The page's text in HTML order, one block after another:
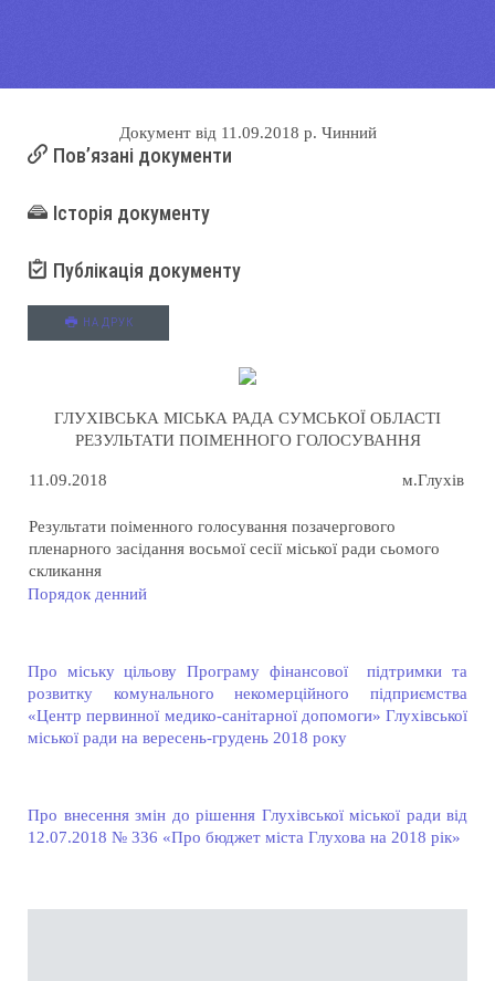
Документ від 11.09.2018 р. Чинний
Пов’язані документи
Історія документу
Публікація документу
НА ДРУК
ГЛУХІВСЬКА МІСЬКА РАДА СУМСЬКОЇ ОБЛАСТІ
РЕЗУЛЬТАТИ ПОІМЕННОГО ГОЛОСУВАННЯ
11.09.2018 м.Глухів
Результати поіменного голосування позачергового
пленарного засідання восьмої сесії міської ради сьомого
скликання
Порядок денний
Про міську цільову Програму фінансової підтримки та
розвитку комунального некомерційного підприємства
«Центр первинної медико-санітарної допомоги» Глухівської
міської ради на вересень-грудень 2018 року
Про внесення змін до рішення Глухівської міської ради від
12.07.2018 № 336 «Про бюджет міста Глухова на 2018 рік»